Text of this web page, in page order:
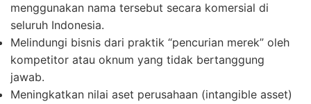
menggunakan nama tersebut secara komersial di
seluruh Indonesia.
Melindungi bisnis dari praktik “pencurian merek” oleh
kompetitor atau oknum yang tidak bertanggung
jawab.
Meningkatkan nilai aset perusahaan (intangible asset)